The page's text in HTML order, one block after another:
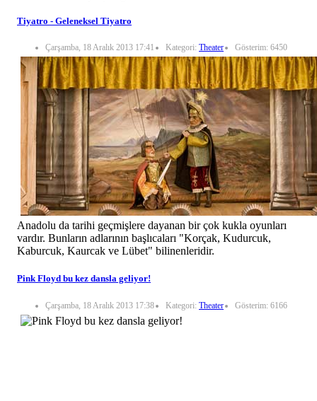
Tiyatro - Geleneksel Tiyatro
Çarşamba, 18 Aralık 2013 17:41 Kategori: Theater Gösterim: 6450
Anadolu da tarihi geçmişlere dayanan bir çok kukla oyunları
vardır. Bunların adlarının başlıcaları "Korçak, Kudurcuk,
Kaburcuk, Kaurcak ve Lübet" bilinenleridir.
Pink Floyd bu kez dansla geliyor!
Çarşamba, 18 Aralık 2013 17:38 Kategori: Theater Gösterim: 6166